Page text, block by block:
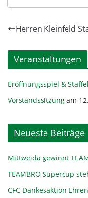
Herren Kleinfeld
Veranstaltungen
Eröffnungsspiel &
Vorstandssitzung am
Neueste Beiträge
Mittweida gewinnt
TEAMBRO Supercup
CFC-Dankesaktion